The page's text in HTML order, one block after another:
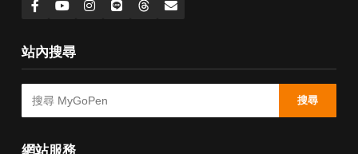
站內搜尋
搜尋
網站服務